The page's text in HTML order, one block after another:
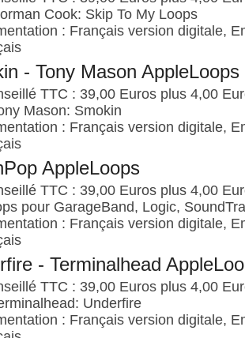
Cook: Skip To My Loops
: Français version digitale,
- Tony Mason AppleLoops
TTC : 39,00 Euros plus 4,00
Mason: Smokin
: Français version digitale,
AppleLoops
TTC : 39,00 Euros plus 4,00
pour GarageBand, Logic,
: Français version digitale,
- Terminalhead
TTC : 39,00 Euros plus 4,00
Underfire
: Français version digitale,